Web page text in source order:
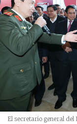
El secretario general